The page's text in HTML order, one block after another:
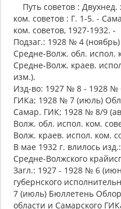
Путь советов :
ком. советов : Г. 1-5. -
ком. советов, 1927-1932. -
Подзаг.: 1928 № 4
Средне-Волж. обл. испол.
Средне-Волж. краев.
изм.).
Изд-во: 1927 № 8 - 1928
ГИКа; 1928 № 7 (июль)
Самар. ГИК; 1928 № 8/9
Волж. обл. испол. ком.
Волж. краев. испол. ком.
В мае 1932 г. влилось
Средне-Волжского
Загл.: 1927 - 1928 № 6
губернского
7 (июль) Бюллетень
области и Самарского